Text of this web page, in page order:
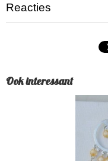
Reacties
Ook interessant